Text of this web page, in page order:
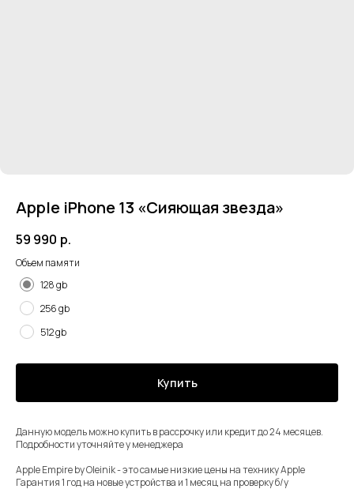
Apple iPhone 13 «Сияющая звезда»
59 990 р.
Объем памяти
128 gb
256 gb
512 gb
Купить
Данную модель можно купить в рассрочку или кредит до 24 месяцев.
Подробности уточняйте у менеджера
Apple Empire by Oleinik - это самые низкие цены на технику Apple
Гарантия 1 год на новые устройства и 1 месяц на проверку б/у